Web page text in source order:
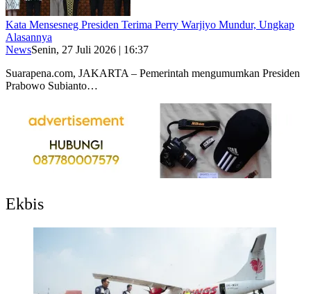
Kata Mensesneg Presiden Terima Perry Warjiyo Mundur, Ungkap
Alasannya
NewsSenin, 27 Juli 2026 | 16:37
Suarapena.com, JAKARTA – Pemerintah mengumumkan Presiden
Prabowo Subianto…
Ekbis